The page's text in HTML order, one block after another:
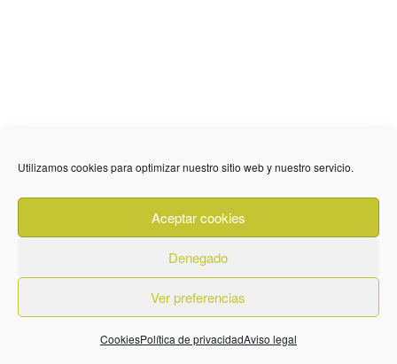
Utilizamos cookies para optimizar nuestro sitio web y nuestro servicio.
Aceptar cookies
Denegado
Ver preferencias
CookiesPolítica de privacidadAviso legal